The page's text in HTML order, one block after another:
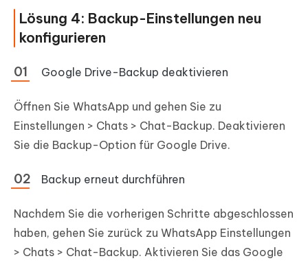
Lösung 4: Backup-Einstellungen neu
konfigurieren
Google Drive-Backup deaktivieren
Öffnen Sie WhatsApp und gehen Sie zu
Einstellungen > Chats > Chat-Backup. Deaktivieren
Sie die Backup-Option für Google Drive.
Backup erneut durchführen
Nachdem Sie die vorherigen Schritte abgeschlossen
haben, gehen Sie zurück zu WhatsApp Einstellungen
> Chats > Chat-Backup. Aktivieren Sie das Google